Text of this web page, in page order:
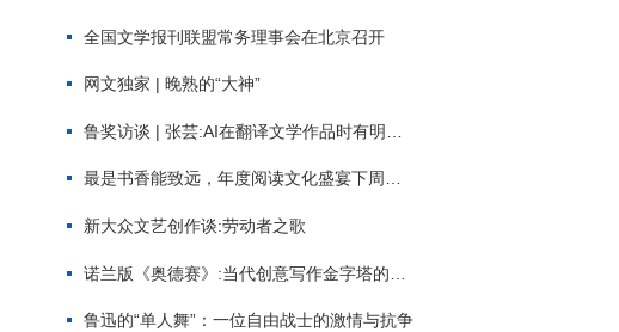
全国文学报刊联盟常务理事会在北京召开
网文独家 | 晚熟的“大神”
鲁奖访谈 | 张芸:AI在翻译文学作品时有明显局限
最是书香能致远，年度阅读文化盛宴下周启幕
新大众文艺创作谈:劳动者之歌
诺兰版《奥德赛》:当代创意写作金字塔的宏伟与平庸
鲁迅的“单人舞”：一位自由战士的激情与抗争